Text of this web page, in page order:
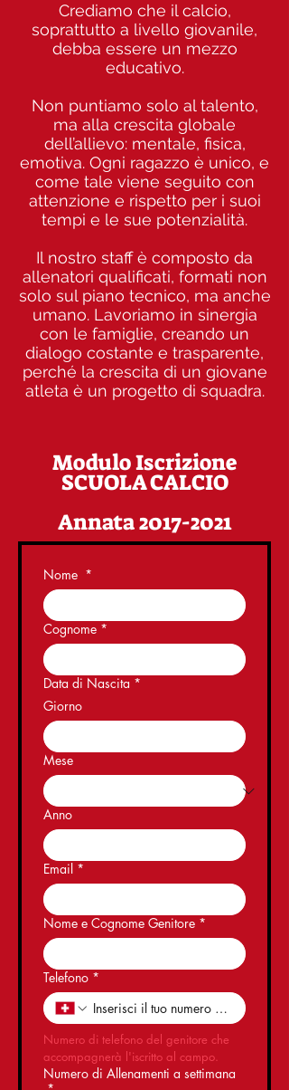
Crediamo che il calcio,
soprattutto a livello giovanile,
debba essere un mezzo
educativo.
Non puntiamo solo al talento,
ma alla crescita globale
dell’allievo: mentale, fisica,
emotiva. Ogni ragazzo è unico, e
come tale viene seguito con
attenzione e rispetto per i suoi
tempi e le sue potenzialità.
Il nostro staff è composto da
allenatori qualificati, formati non
solo sul piano tecnico, ma anche
umano. Lavoriamo in sinergia
con le famiglie, creando un
dialogo costante e trasparente,
perché la crescita di un giovane
atleta è un progetto di squadra.
Modulo Iscrizione
SCUOLA CALCIO
Annata 2017-2021
Nome *
Cognome *
Data di Nascita *
Giorno
Mese
Anno
Email *
Nome e Cognome Genitore *
Telefono *
Numero di telefono del genitore che
accompagnerà l'iscritto al campo.
Numero di Allenamenti a settimana